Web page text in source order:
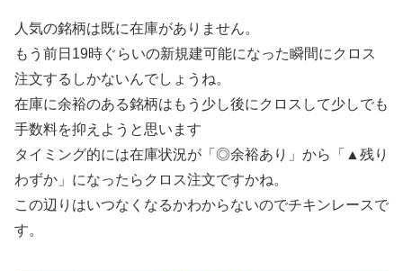
人気の銘柄は既に在庫がありません。
もう前日19時ぐらいの新規建可能になった瞬間にクロス
注文するしかないんでしょうね。
在庫に余裕のある銘柄はもう少し後にクロスして少しでも
手数料を抑えようと思います
タイミング的には在庫状況が「◎余裕あり」から「▲残り
わずか」になったらクロス注文ですかね。
この辺りはいつなくなるかわからないのでチキンレースで
す。